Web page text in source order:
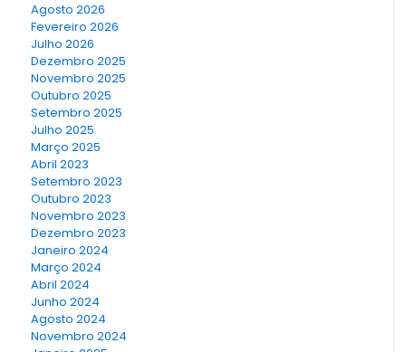
Agosto 2026
Fevereiro 2026
Julho 2026
Dezembro 2025
Novembro 2025
Outubro 2025
Setembro 2025
Julho 2025
Março 2025
Abril 2023
Setembro 2023
Outubro 2023
Novembro 2023
Dezembro 2023
Janeiro 2024
Março 2024
Abril 2024
Junho 2024
Agosto 2024
Novembro 2024